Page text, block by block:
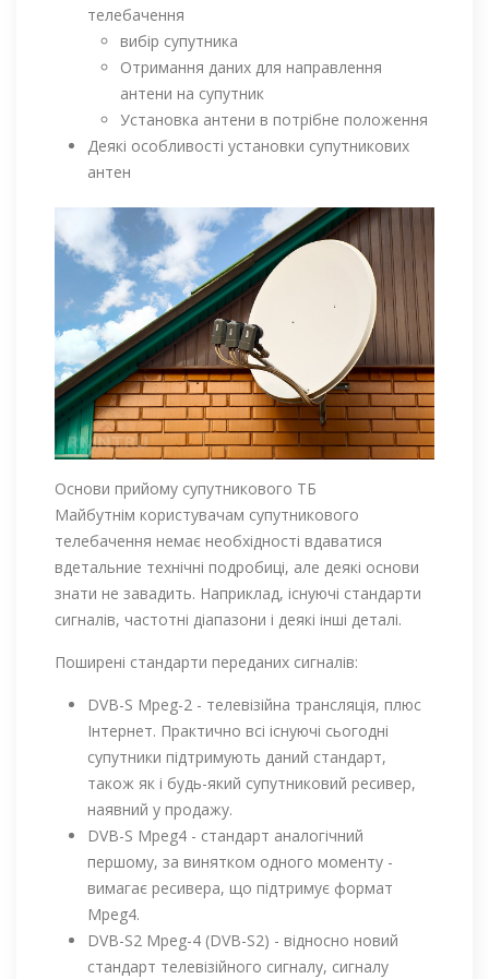
телебачення
вибір супутника
Отримання даних для направлення
антени на супутник
Установка антени в потрібне положення
Деякі особливості установки супутникових
антен
Основи прийому супутникового ТБ
Майбутнім користувачам супутникового
телебачення немає необхідності вдаватися
вдетальние технічні подробиці, але деякі основи
знати не завадить. Наприклад, існуючі стандарти
сигналів, частотні діапазони і деякі інші деталі.
Поширені стандарти переданих сигналів:
DVB-S Mpeg-2 - телевізійна трансляція, плюс
Інтернет. Практично всі існуючі сьогодні
супутники підтримують даний стандарт,
також як і будь-який супутниковий ресивер,
наявний у продажу.
DVB-S Mpeg4 - стандарт аналогічний
першому, за винятком одного моменту -
вимагає ресивера, що підтримує формат
Mpeg4.
DVB-S2 Mpeg-4 (DVB-S2) - відносно новий
стандарт телевізійного сигналу, сигналу